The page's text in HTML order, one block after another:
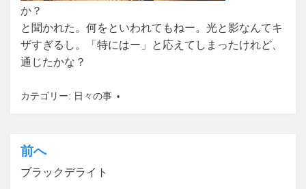
か？
と聞かれた。何をといわれてもねー。光と影なんてキ
ザすぎるし。「特にはー」と応えてしまったけれど、
通じたかな？
カテゴリー: 日々の事
投
稿
前へ
ブラックデライト